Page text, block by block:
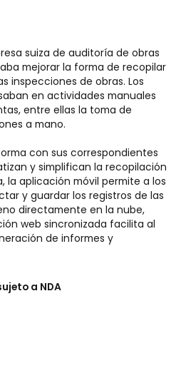
suiza de auditoría de obras
mejorar la forma de recopilar
inspecciones de obras. Los
en actividades manuales
entre ellas la toma de
a mano.
con sus correspondientes
y simplifican la recopilación
la aplicación móvil permite a los
y guardar los registros de las
directamente en la nube,
web sincronizada facilita al
de informes y
a NDA